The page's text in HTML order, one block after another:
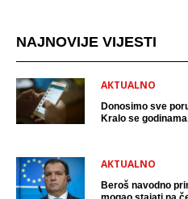
NAJNOVIJE VIJESTI
AKTUALNO
Donosimo sve
Kralo se
AKTUALNO
Beroš navodno